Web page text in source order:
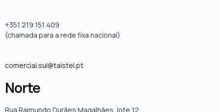
+351 219 151 409
(chamada para a rede fixa nacional)
comercial.sul@taistel.pt
Norte
Rua Raimundo Durães Magalhães, lote 12